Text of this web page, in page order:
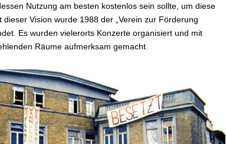
Nutzung am besten kostenlos sein sollte, um diese
Vision wurde 1988 der „Verein zur Förderung
Es wurden vielerorts Konzerte organisiert und mit
Räume aufmerksam gemacht.